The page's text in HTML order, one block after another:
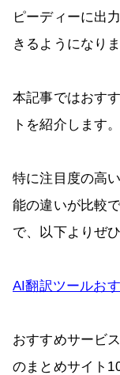
ピーディーに出
きるようになりま
本記事ではおす
トを紹介します。
特に注目度の高
能の違いが比較
で、以下よりぜ
AI翻訳ツールお
おすすめサービ
のまとめサイト